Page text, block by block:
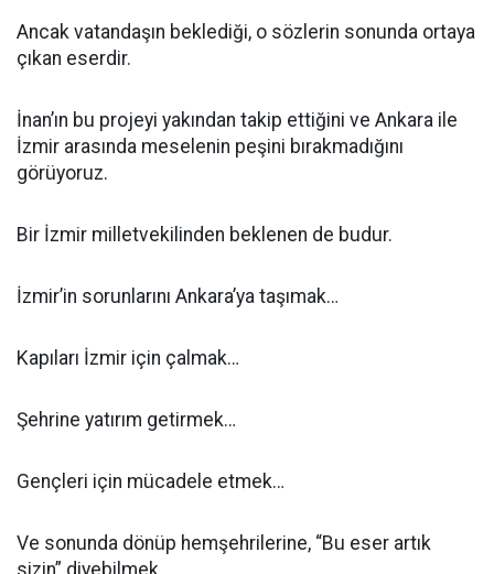
Ancak vatandaşın beklediği, o sözlerin sonunda ortaya
çıkan eserdir.
İnan’ın bu projeyi yakından takip ettiğini ve Ankara ile
İzmir arasında meselenin peşini bırakmadığını
görüyoruz.
Bir İzmir milletvekilinden beklenen de budur.
İzmir’in sorunlarını Ankara’ya taşımak…
Kapıları İzmir için çalmak…
Şehrine yatırım getirmek…
Gençleri için mücadele etmek…
Ve sonunda dönüp hemşehrilerine, “Bu eser artık
sizin” diyebilmek.